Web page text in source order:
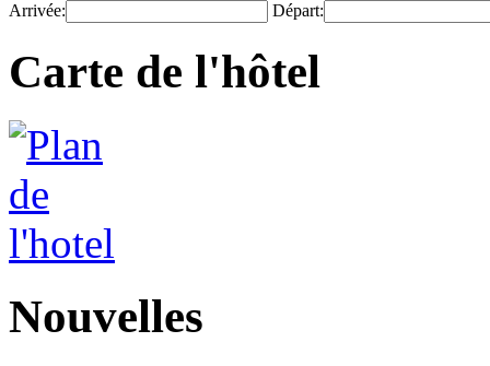
Arrivée: Départ:
Carte de l'hôtel
Nouvelles